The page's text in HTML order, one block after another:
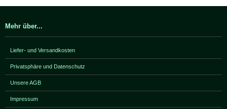
Mehr über...
Liefer- und Versandkosten
Privatsphäre und Datenschutz
Unsere AGB
Impressum